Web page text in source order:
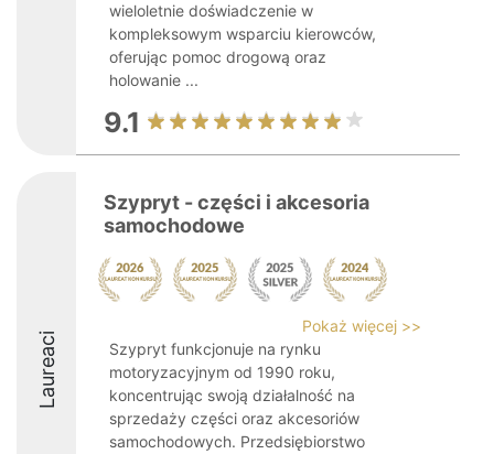
wieloletnie doświadczenie w
kompleksowym wsparciu kierowców,
oferując pomoc drogową oraz
holowanie ...
9.1
Laureaci
Szypryt - części i akcesoria
samochodowe
Pokaż więcej >>
Szypryt funkcjonuje na rynku
motoryzacyjnym od 1990 roku,
koncentrując swoją działalność na
sprzedaży części oraz akcesoriów
samochodowych. Przedsiębiorstwo